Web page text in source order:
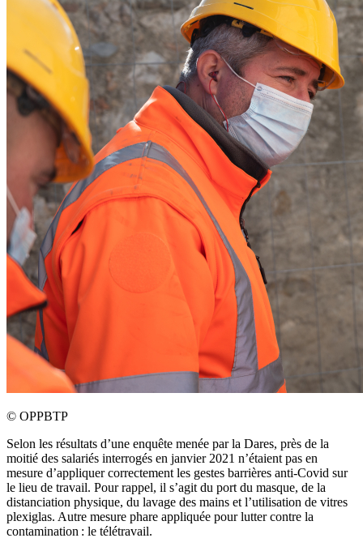
© OPPBTP
Selon les résultats d’une enquête menée par la Dares, près de la
moitié des salariés interrogés en janvier 2021 n’étaient pas en
mesure d’appliquer correctement les gestes barrières anti-Covid sur
le lieu de travail. Pour rappel, il s’agit du port du masque, de la
distanciation physique, du lavage des mains et l’utilisation de vitres
plexiglas. Autre mesure phare appliquée pour lutter contre la
contamination : le télétravail.